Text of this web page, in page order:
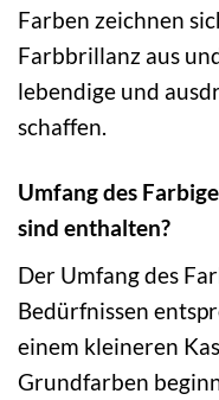
Farben zeichnen
Farbbrillanz aus
lebendige und
schaffen.
Umfang des
sind enthalten?
Der Umfang des
Bedürfnissen
einem kleineren
Grundfarben